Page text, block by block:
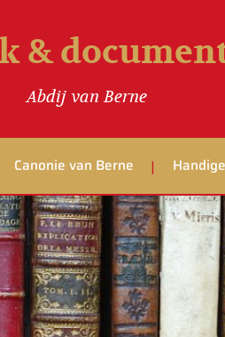
&
Abdij van Berne
Canonie van Berne